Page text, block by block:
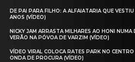
DE PAI PARA FILHO: A ALFAIATARIA QUE
ANOS (VÍDEO)
NICKY JAM ARRASTA MILHARES AO HONI
VERÃO NA PÓVOA DE VARZIM (VÍDEO)
VÍDEO VIRAL COLOCA RATES PARK NO
ONDA DE PROCURA (VÍDEO)